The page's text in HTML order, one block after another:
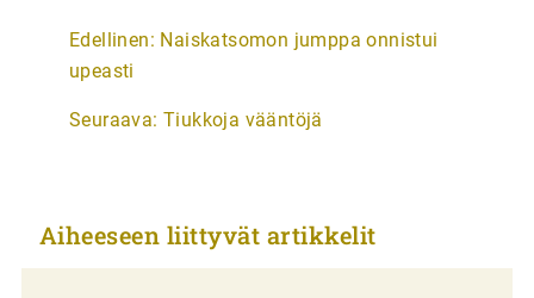
A
r
i
e
Edellinen: Naiskatsomon jumppa onnistui
upeasti
Seuraava: Tiukkoja vääntöjä
Aiheeseen liittyvät artikkelit